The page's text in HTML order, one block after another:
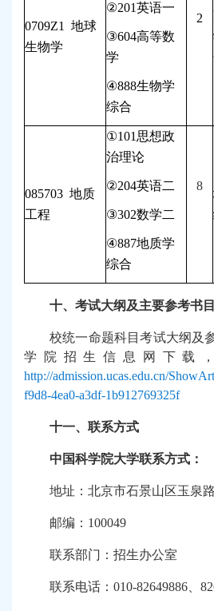
0709Z1 地球
生物学
②201英语一
③604高等数
学
④888生物学
综合
2
085703 地质
工程
①101 思想政
治理论
②204英语二
③302数学二
④887地质学
综合
8
十、考试大纲及主要参考书目
校统一命题科目考试大纲及
学院招生信息网下载
http://admission.ucas.edu.cn/
f9d8-4ea0-a3df-1b912769325f
十一、联系方式
中国科学院大学联系方式：
地址：北京市石景山区玉泉路
邮编： 100049
联系部门：招生办公室
联系电话： 010-82649886